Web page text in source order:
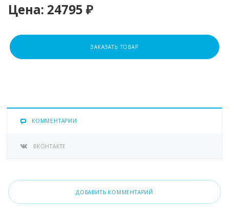
Цена: 24795 ₽
ЗАКАЗАТЬ ТОВАР
КОММЕНТАРИИ
ВКОНТАКТЕ
ДОБАВИТЬ КОММЕНТАРИЙ